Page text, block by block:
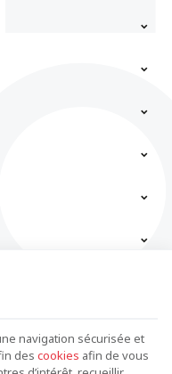
navigation sécurisée et
des cookies afin de vous